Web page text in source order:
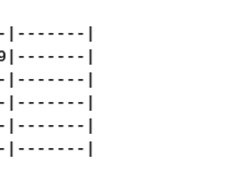
|
|
|-------|
|-------|
|-------|
|